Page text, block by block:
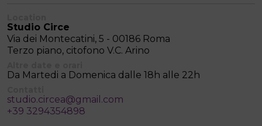
Studio Circe
Via dei Montecatini, 5 - 00186 Roma
Terzo piano, citofono V.C. Arino
Da Martedi a Domenica dalle 18h alle 22h
studio.circea@gmail.com
+39 3294354898